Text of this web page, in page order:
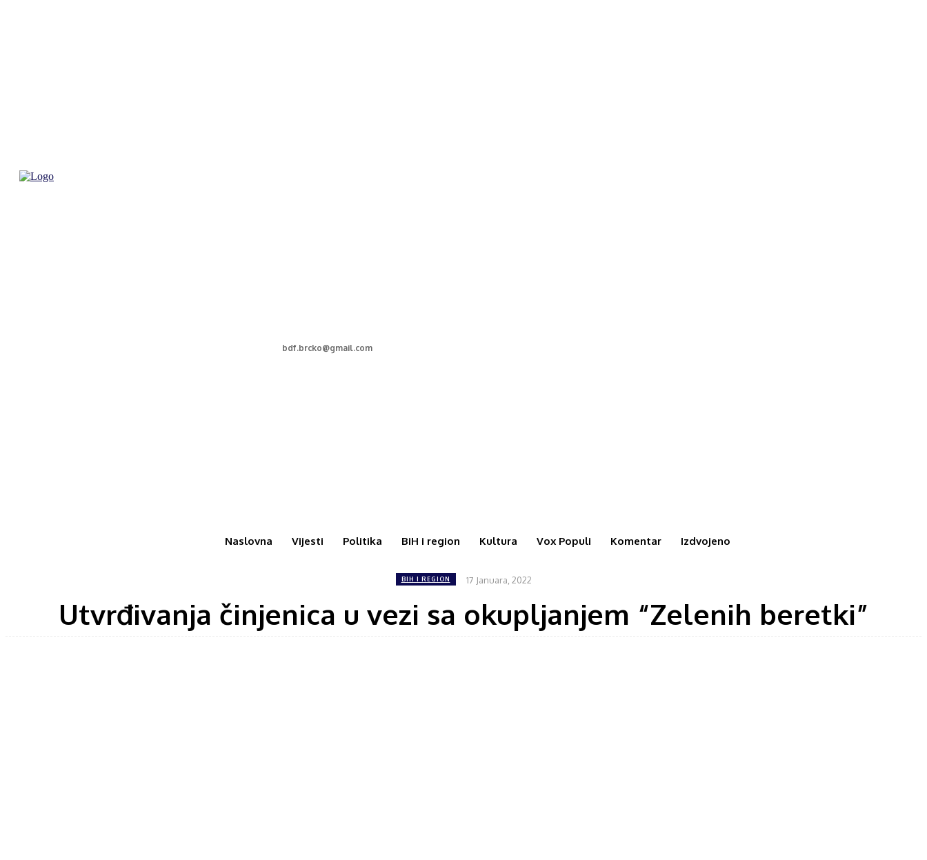
bdf.brcko@gmail.com
Naslovna Vijesti Politika BiH i region Kultura Vox Populi Komentar Izdvojeno
BIH I REGION 17 Januara, 2022
Utvrđivanja činjenica u vezi sa okupljanjem “Zelenih beretki”